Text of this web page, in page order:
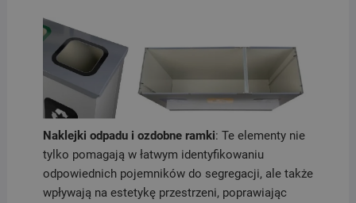
Naklejki odpadu i ozdobne ramki: Te elementy nie
tylko pomagają w łatwym identyfikowaniu
odpowiednich pojemników do segregacji, ale także
wpływają na estetykę przestrzeni, poprawiając